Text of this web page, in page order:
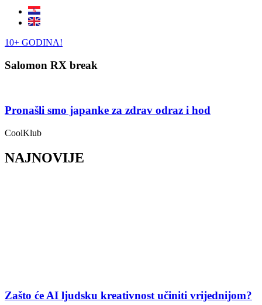
10+ GODINA!
Salomon RX break
Pronašli smo japanke za zdrav odraz i hod
CoolKlub
NAJNOVIJE
Zašto će AI ljudsku kreativnost učiniti vrijednijom?